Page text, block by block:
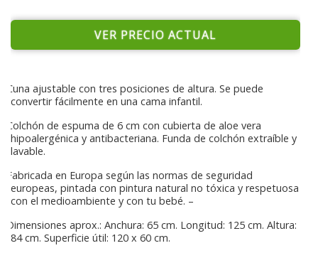
VER PRECIO ACTUAL
Cuna ajustable con tres posiciones de altura. Se puede
convertir fácilmente en una cama infantil.
Colchón de espuma de 6 cm con cubierta de aloe vera
hipoalergénica y antibacteriana. Funda de colchón extraíble y
lavable.
Fabricada en Europa según las normas de seguridad
europeas, pintada con pintura natural no tóxica y respetuosa
con el medioambiente y con tu bebé. –
Dimensiones aprox.: Anchura: 65 cm. Longitud: 125 cm. Altura:
84 cm. Superficie útil: 120 x 60 cm.